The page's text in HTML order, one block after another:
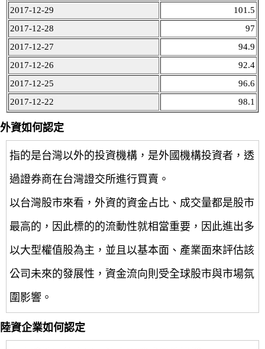
2017-12-29
101.5
2017-12-28
97
2017-12-27
94.9
2017-12-26
92.4
2017-12-25
96.6
2017-12-22
98.1
外資如何認定
指的是台灣以外的投資機構，是外國機構投資者，透
過證券商在台灣證交所進行買賣。
以台灣股市來看，外資的資金占比、成交量都是股市
最高的，因此標的的流動性就相當重要，因此進出多
以大型權值股為主，並且以基本面、產業面來評估該
公司未來的發展性，資金流向則受全球股市與市場氛
圍影響。
陸資企業如何認定